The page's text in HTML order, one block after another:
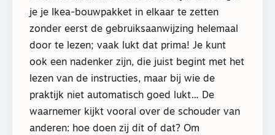
je je Ikea-bouwpakket in elkaar te zetten
zonder eerst de gebruiksaanwijzing helemaal
door te lezen; vaak lukt dat prima! Je kunt
ook een nadenker zijn, die juist begint met het
lezen van de instructies, maar bij wie de
praktijk niet automatisch goed lukt… De
waarnemer kijkt vooral over de schouder van
anderen: hoe doen zij dit of dat? Om